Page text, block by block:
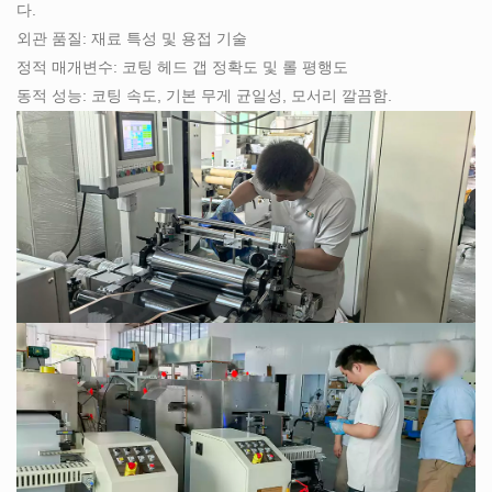
다.
외관 품질: 재료 특성 및 용접 기술
정적 매개변수: 코팅 헤드 갭 정확도 및 롤 평행도
동적 성능: 코팅 속도, 기본 무게 균일성, 모서리 깔끔함.